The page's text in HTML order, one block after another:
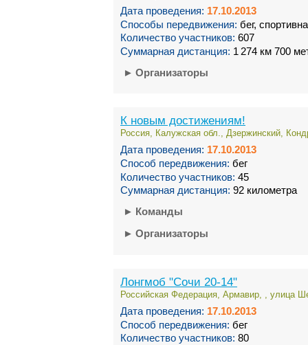
Дата проведения: 17.10.2013
Способы передвижения: бег,
Количество участников: 607
Суммарная дистанция: 1 274 км 700
► Организаторы
К новым достижениям!
Россия, Калужская обл., Дзержинский,
Дата проведения: 17.10.2013
Способ передвижения: бег
Количество участников: 45
Суммарная дистанция: 92 километра
► Команды
► Организаторы
Лонгмоб "Сочи 20-14"
Российская Федерация, Армавир, , улица
Дата проведения: 17.10.2013
Способ передвижения: бег
Количество участников: 80